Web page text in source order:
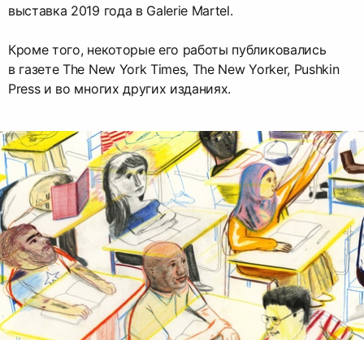
выставка 2019 года в Galerie Martel.
Кроме того, некоторые его работы публиковались
в газете The New York Times, The New Yorker, Pushkin
Press и во многих других изданиях.